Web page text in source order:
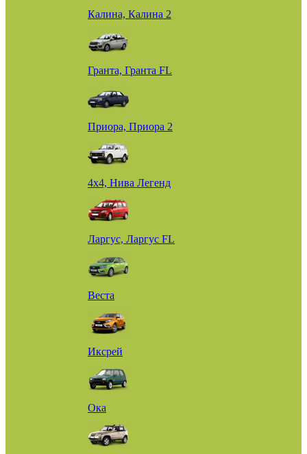
Калина, Калина 2
Гранта, Гранта FL
Приора, Приора 2
4х4, Нива Легенд
Ларгус, Ларгус FL
Веста
Иксрей
Ока